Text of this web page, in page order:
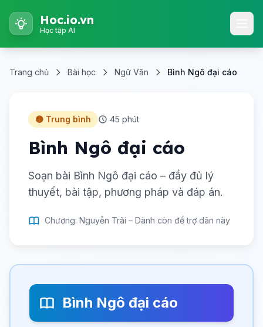
Hoc.io.vn
Học tập AI
Trang chủ Bài học Ngữ Văn Bình Ngô đại cáo
🟡 Trung bình 45 phút
Bình Ngô đại cáo
Soạn bài Bình Ngô đại cáo – đầy đủ lý
thuyết, bài tập, phương pháp và đáp án.
Chương: Nguyễn Trãi – Dành còn để trợ dân này
Bình Ngô đại cáo